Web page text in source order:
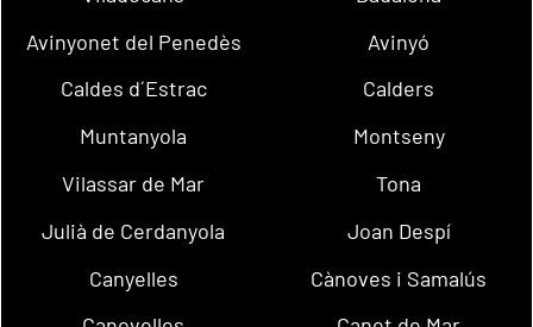
Avinyonet del Penedès
Avinyó
Caldes d´Estrac
Calders
Muntanyola
Montseny
Vilassar de Mar
Tona
Julià de Cerdanyola
Joan Despí
Canyelles
Cànoves i Samalús